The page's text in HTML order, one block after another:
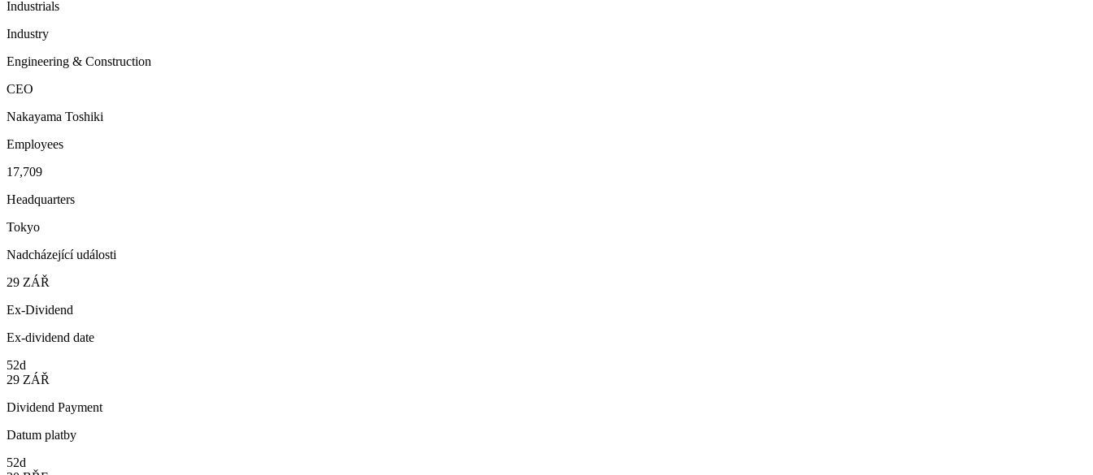
Industrials
Industry
Engineering & Construction
CEO
Nakayama Toshiki
Employees
17,709
Headquarters
Tokyo
Nadcházející události
29 ZÁŘ
Ex-Dividend
Ex-dividend date
52d
29 ZÁŘ
Dividend Payment
Datum platby
52d